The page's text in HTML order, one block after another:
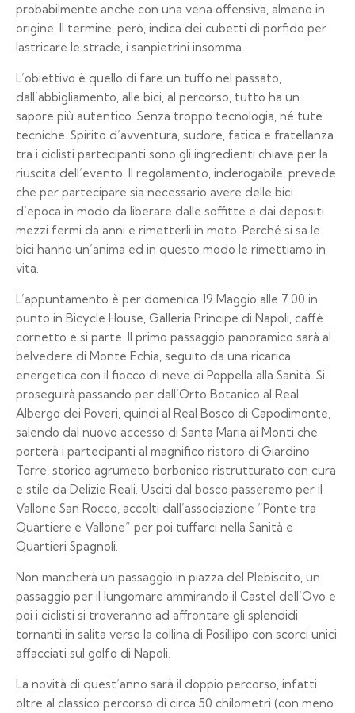
probabilmente anche con una vena offensiva, almeno in
origine. Il termine, però, indica dei cubetti di porfido per
lastricare le strade, i sanpietrini insomma.
L’obiettivo è quello di fare un tuffo nel passato,
dall’abbigliamento, alle bici, al percorso, tutto ha un
sapore più autentico. Senza troppo tecnologia, né tute
tecniche. Spirito d’avventura, sudore, fatica e fratellanza
tra i ciclisti partecipanti sono gli ingredienti chiave per la
riuscita dell’evento. Il regolamento, inderogabile, prevede
che per partecipare sia necessario avere delle bici
d’epoca in modo da liberare dalle soffitte e dai depositi
mezzi fermi da anni e rimetterli in moto. Perché si sa le
bici hanno un’anima ed in questo modo le rimettiamo in
vita.
L’appuntamento è per domenica 19 Maggio alle 7.00 in
punto in Bicycle House, Galleria Principe di Napoli, caffè
cornetto e si parte. Il primo passaggio panoramico sarà al
belvedere di Monte Echia, seguito da una ricarica
energetica con il fiocco di neve di Poppella alla Sanità. Si
proseguirà passando per dall’Orto Botanico al Real
Albergo dei Poveri, quindi al Real Bosco di Capodimonte,
salendo dal nuovo accesso di Santa Maria ai Monti che
porterà i partecipanti al magnifico ristoro di Giardino
Torre, storico agrumeto borbonico ristrutturato con cura
e stile da Delizie Reali. Usciti dal bosco passeremo per il
Vallone San Rocco, accolti dall’associazione “Ponte tra
Quartiere e Vallone” per poi tuffarci nella Sanità e
Quartieri Spagnoli.
Non mancherà un passaggio in piazza del Plebiscito, un
passaggio per il lungomare ammirando il Castel dell’Ovo e
poi i ciclisti si troveranno ad affrontare gli splendidi
tornanti in salita verso la collina di Posillipo con scorci unici
affacciati sul golfo di Napoli.
La novità di quest’anno sarà il doppio percorso, infatti
oltre al classico percorso di circa 50 chilometri (con meno